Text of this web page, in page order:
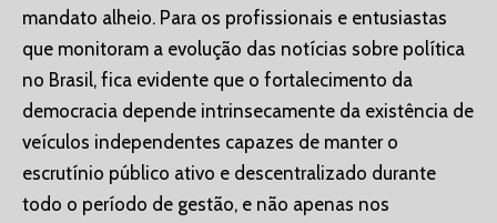
mandato alheio. Para os profissionais e entusiastas
que monitoram a evolução das notícias sobre política
no Brasil, fica evidente que o fortalecimento da
democracia depende intrinsecamente da existência de
veículos independentes capazes de manter o
escrutínio público ativo e descentralizado durante
todo o período de gestão, e não apenas nos